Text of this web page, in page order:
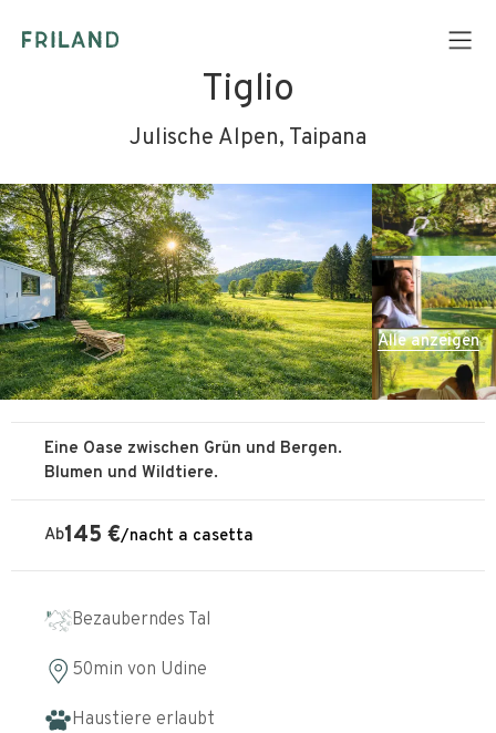
Tiglio
Julische Alpen, Taipana
Alle anzeigen
Eine Oase zwischen Grün und Bergen.
Blumen und Wildtiere.
Ab145 €/nacht a casetta
Bezauberndes Tal
50min von Udine
Haustiere erlaubt